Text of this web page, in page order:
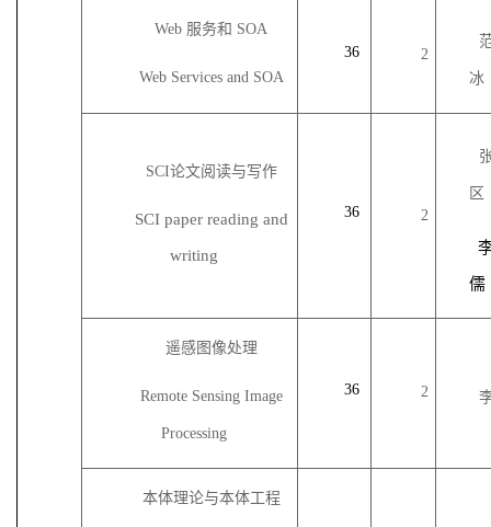
Web 服务和 SOA
Web Services and SOA
36 2
冰
SCI论文阅读与写作
SCI paper reading and
writing
36 2
区
儒
遥感图像处理
Remote Sensing Image
Processing
36 2
本体理论与本体工程